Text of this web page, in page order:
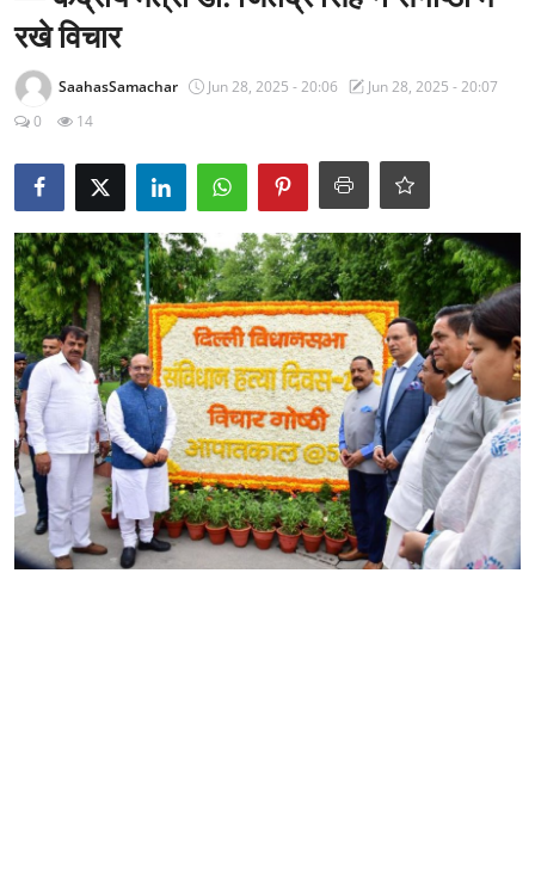
राजनीति
खेल
Epaper
धर्म
लाइफस्टाइल
टेक
रखे विचार
SaahasSamachar Jun 28, 2025 - 20:06
Jun 28, 2025 - 20:07
0
14